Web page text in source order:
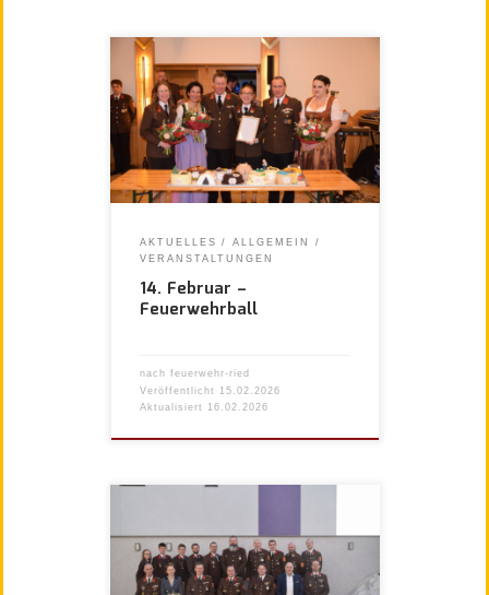
AKTUELLES
ALLGEMEIN
VERANSTALTUNGEN
14. Februar –
Feuerwehrball
nach feuerwehr-ried
Veröffentlicht
15.02.2026
Aktualisiert
16.02.2026